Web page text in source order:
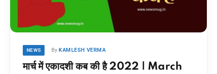
NEWS By KAMLESH VERMA
मार्च में एकादशी कब की है 2022 | March